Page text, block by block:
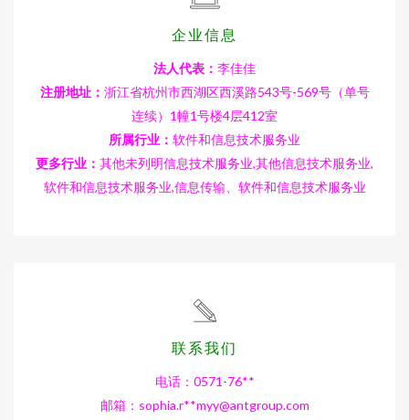
企业信息
法人代表： 李佳佳
注册地址： 浙江省杭州市西湖区西溪路543号-569号（单号
连续）1幢1号楼4层412室
所属行业： 软件和信息技术服务业
更多行业： 其他未列明信息技术服务业,其他信息技术服务业,
软件和信息技术服务业,信息传输、软件和信息技术服务业
联系我们
电话：0571-76**
邮箱：sophia.r**myy@antgroup.com